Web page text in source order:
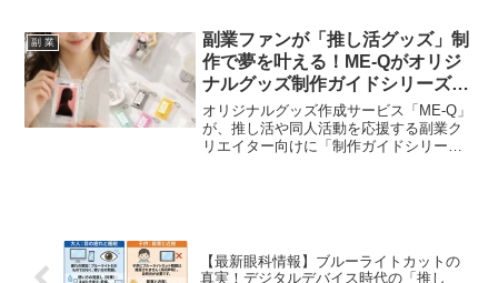
リーズを通じた全自動化への挑戦は、ま
さに副業ファンの期待を裏切らない「推
し活」応援プロジェクトです。
副 業
副業ファンが「推し活グッズ」制
作で夢を叶える！ME-Qがオリジ
ナルグッズ制作ガイドシリーズと
クリアマルチケース特設カテゴリ
を新設
オリジナルグッズ作成サービス「ME-Q」
が、推し活や同人活動を応援する副業ク
リエイター向けに「制作ガイドシリー
ズ販売を強力にサポートします。
【最新眼科情報】ブルーライトカットの
真実！デジタルデバイス時代の「推し